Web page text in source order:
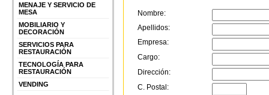
MENAJE Y SERVICIO DE
MESA
MOBILIARIO Y
DECORACIÓN
SERVICIOS PARA
RESTAURACIÓN
TECNOLOGÍA PARA
RESTAURACIÓN
VENDING
Nombre:
Apellidos:
Empresa:
Cargo:
Dirección:
C. Postal: